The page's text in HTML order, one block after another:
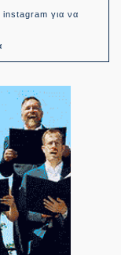
instagram για να